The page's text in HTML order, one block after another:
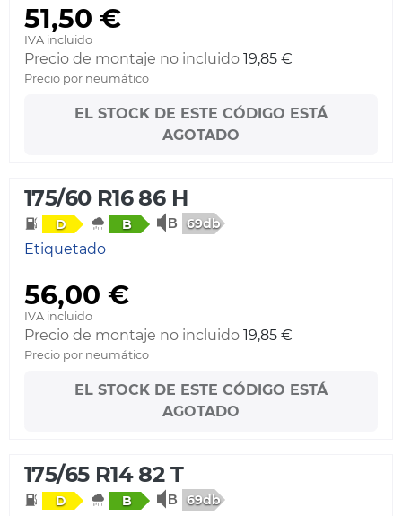
51,50 €
IVA incluido
Precio de montaje no incluido 19,85 €
Precio por neumático
EL STOCK DE ESTE CÓDIGO ESTÁ
AGOTADO
175/60 R16 86 H
D B 69db
Etiquetado
56,00 €
IVA incluido
Precio de montaje no incluido 19,85 €
Precio por neumático
EL STOCK DE ESTE CÓDIGO ESTÁ
AGOTADO
175/65 R14 82 T
D B 69db